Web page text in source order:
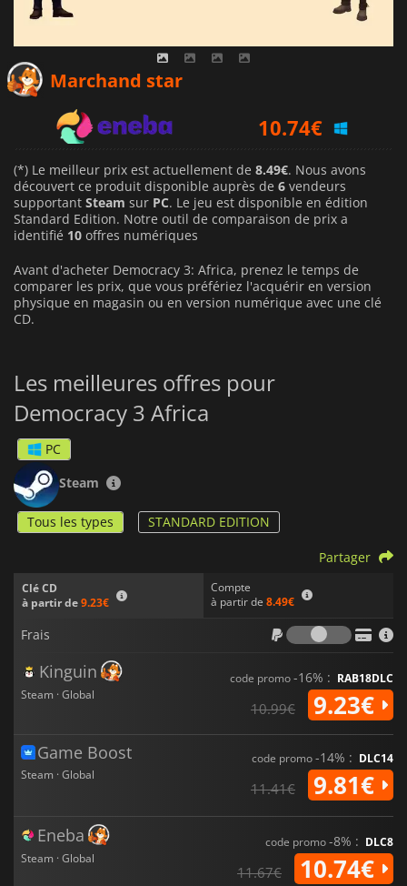
Marchand star
10.74€
9.81€
(*) Le meilleur prix est actuellement de 8.49€. Nous avons
découvert ce produit disponible auprès de 6 vendeurs
supportant Steam sur PC. Le jeu est disponible en édition
Standard Edition. Notre outil de comparaison de prix a
identifié 10 offres numériques
Avant d'acheter Democracy 3: Africa, prenez le temps de
comparer les prix, que vous préfériez l'acquérir en version
physique en magasin ou en version numérique avec une clé
CD.
Les meilleures offres pour
Democracy 3 Africa
PC
Steam
Tous les types STANDARD EDITION
Clé CD
à partir de9.23€
Compte
à partir de 8.49€
Partager
Frais
Frais
Kinguin
Steam · Global
code promo-16% : RAB18DLC
10.99€ 9.23€
Game Boost
Steam · Global
code promo-14% : DLC14
11.41€ 9.81€
Eneba
Steam · Global
code promo-8% : DLC8
11.67€ 10.74€